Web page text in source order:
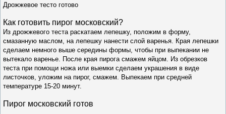
Дрожжевое тесто готово
Как готовить пирог московский?
Из дрожжевого теста раскатаем лепешку, положим в форму,
смазанную маслом, на лепешку нанести слой варенья. Края лепешки
сделаем немного выше середины формы, чтобы при выпекании не
вытекало варенье. После края пирога смажем яйцом. Из обрезков
теста при помощи ножа или выемки сделаем украшения в виде
листочков, уложим на пирог, смажем. Выпекаем при средней
температуре 15-20 минут.
Пирог московский готов